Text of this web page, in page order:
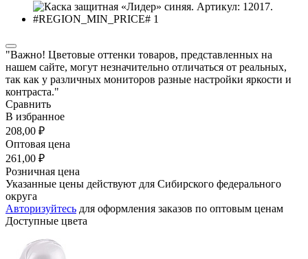
"Важно! Цветовые оттенки товаров, представленных на
нашем сайте, могут незначительно отличаться от реальных,
так как у различных мониторов разные настройки яркости и
контраста."
Сравнить
В избранное
208,00 ₽
Оптовая цена
261,00 ₽
Розничная цена
Указанные цены действуют для Сибирского федерального
округа
Авторизуйтесь для оформления заказов по оптовым ценам
Доступные цвета